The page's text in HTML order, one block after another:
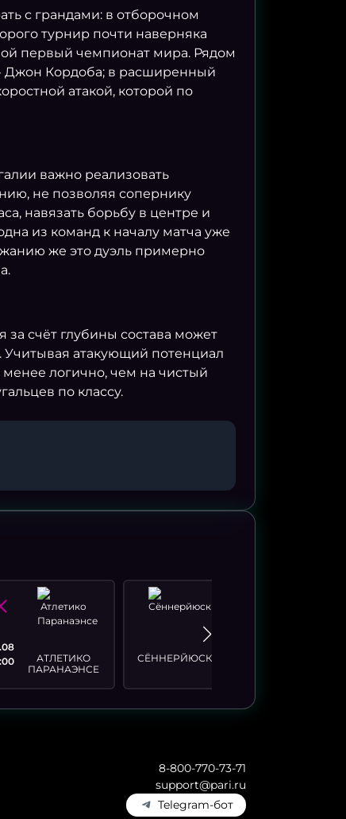
с грандами: в отборочном
турнир почти наверняка
первый чемпионат мира. Рядом
Джон Кордоба; в расширенный
атакой, которой по
важно реализовать
не позволяя сопернику
навязать борьбу в центре и
из команд к началу матча уже
же это дуэль примерно
счёт глубины состава может
Учитывая атакующий потенциал
менее логично, чем на чистый
по классу.
АТЛЕТИКО
ПАРАНАЭНСЕ
СЁННЕРЙЮСК
8-800-770-73-71
support@pari.ru
Telegram-бот